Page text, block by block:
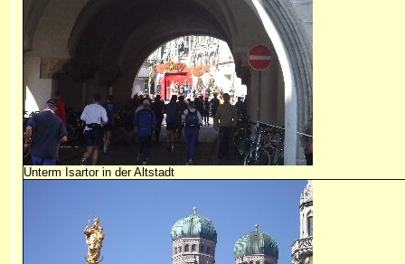
Unterm Isartor in der Altstadt